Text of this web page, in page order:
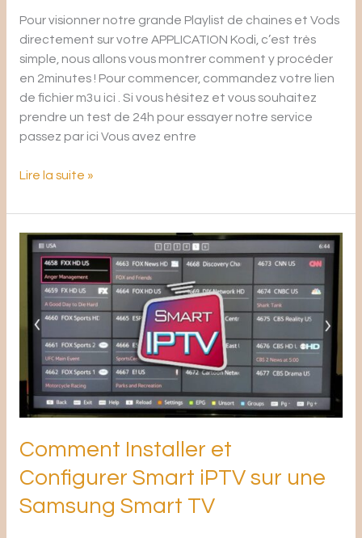
Pour visionner notre grande Playlist de chaines et Vods
directement sur votre APPLICATION Kodi, c’est très
simple, nous allons vous montrer comment y procéder
en 2minutes ! Pour commencer, commandez votre lien
de fichier m3u ici . Si vous hésitez et vous souhaitez
prendre un test de 24h pour essayer notre service
passez par ici Vous avez entre
Lire la suite »
Comment Installer et
Configurer Smart iPTV sur une
Samsung Smart TV
Comment
Installer
Configurer
Smart
iPTV
une
Samsung
Smart